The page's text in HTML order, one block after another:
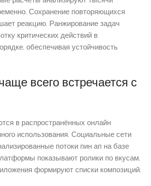
Сохранение повторяющихся
реакцию. Ранжирование задач
критических действий в
обеспечивая устойчивость
всего встречается с
в распространённых онлайн
использования. Социальные сети
потоки пин ап на базе
показывают ролики по вкусам,
формируют списки композиций.